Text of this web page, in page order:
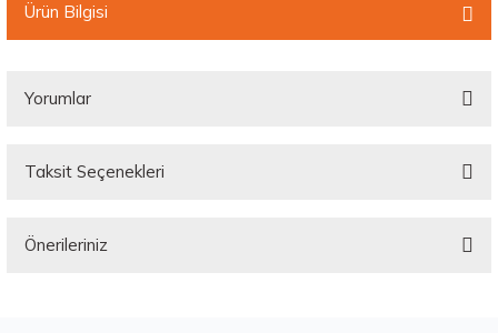
Ürün Bilgisi
Yorumlar
Taksit Seçenekleri
Önerileriniz